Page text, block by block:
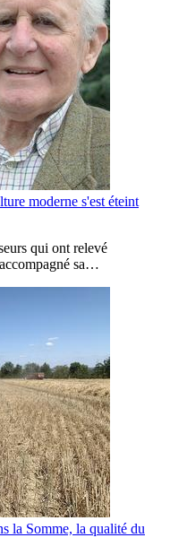
moderne s'est éteint
qui ont relevé
sa…
la Somme, la qualité du